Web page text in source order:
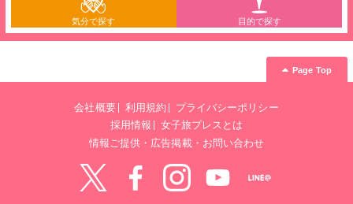
気分で探す 目的で探す
Page Top
会社概要 利用規約
プライバシーポリシー
採用情報
女子旅プレスとは
情報ご提供・広告掲載・お問い合わせ